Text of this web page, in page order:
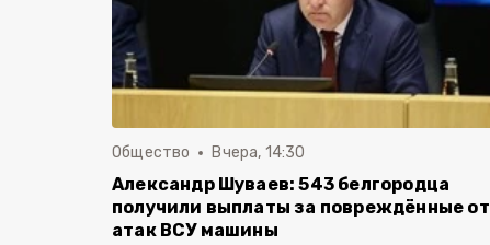
Общество Вчера, 14:30
Александр Шуваев: 543 белгородца
получили выплаты за повреждённые от
атак ВСУ машины